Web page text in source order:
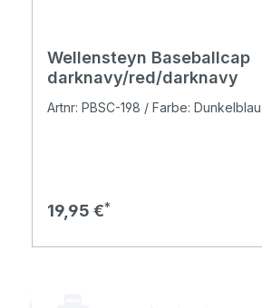
Wellensteyn Baseballcap
darknavy/red/darknavy
Artnr: PBSC-198 / Farbe: Dunkelblau
Regulärer Preis:
19,95 €